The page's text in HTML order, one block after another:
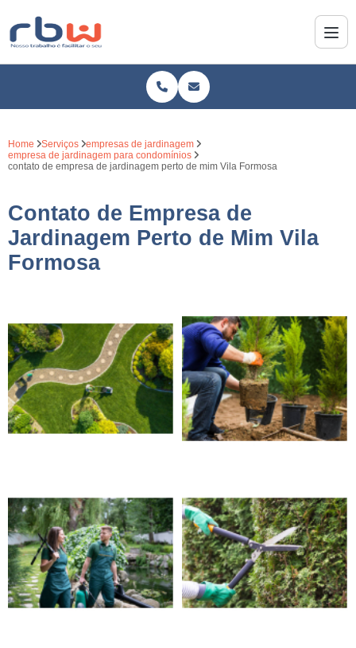
Home Serviços
empresas de jardinagem
empresa de jardinagem para condomínios
contato de empresa de jardinagem perto de mim Vila Formosa
Contato de Empresa de
Jardinagem Perto de Mim Vila
Formosa